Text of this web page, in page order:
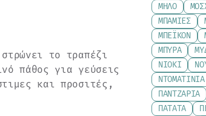
το τραπέζι
πάθος για γεύσεις
και προσιτές,
ΜΉΛΟ
ΜΠΆΜΙΕΣ
ΜΠΈΙΚΟΝ
ΜΠΎΡΑ
ΝΙΌΚΙ
ΝΤΟΜΑΤΊΝΙΑ
ΠΑΝΤΖΆΡΙΑ
ΠΑΤΆΤΑ